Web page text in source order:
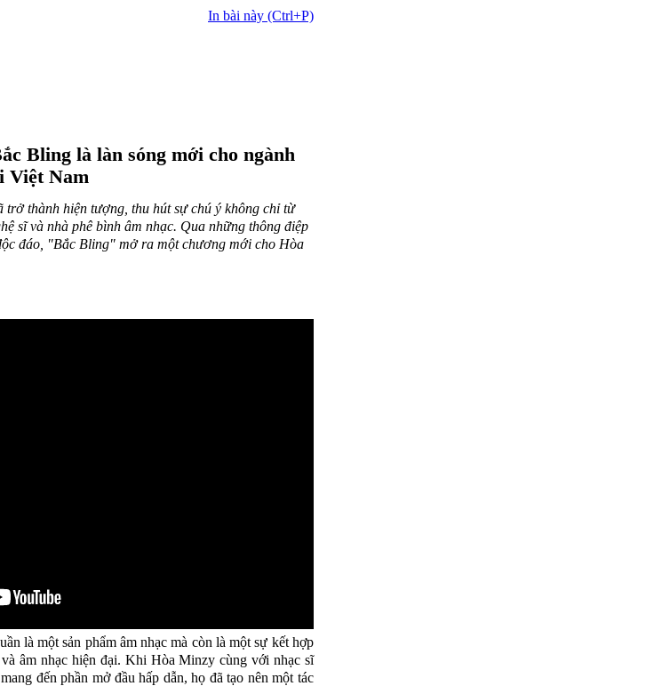
In bài này (Ctrl+P)
Bling là làn sóng mới cho ngành
Việt Nam
thành hiện tượng, thu hút sự chú ý không chỉ từ
sĩ và nhà phê bình âm nhạc. Qua những thông điệp
đáo, "Bắc Bling" mở ra một chương mới cho Hòa
là một sản phẩm âm nhạc mà còn là một sự kết hợp
âm nhạc hiện đại. Khi Hòa Minzy cùng với nhạc sĩ
đến phần mở đầu hấp dẫn, họ đã tạo nên một tác